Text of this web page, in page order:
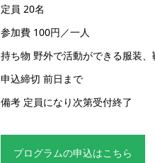
定員 20名
参加費 100円／一人
持ち物 野外で活動ができる服装
申込締切 前日まで
備考 定員になり次第受付終了
プログラムの申込はこちら